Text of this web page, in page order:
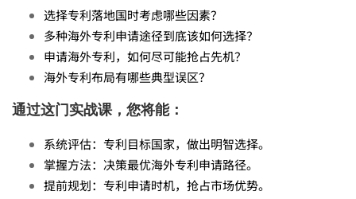
战-
如
何
选择专利落地国时考虑哪些因素？
多种海外专利申请途径到底该如何选择？
申请海外专利，如何尽可能抢占先机？
海外专利布局有哪些典型误区？
通过这门实战课，您将能：
系统评估：专利目标国家，做出明智选择。
掌握方法：决策最优海外专利申请路径。
提前规划：专利申请时机，抢占市场优势。